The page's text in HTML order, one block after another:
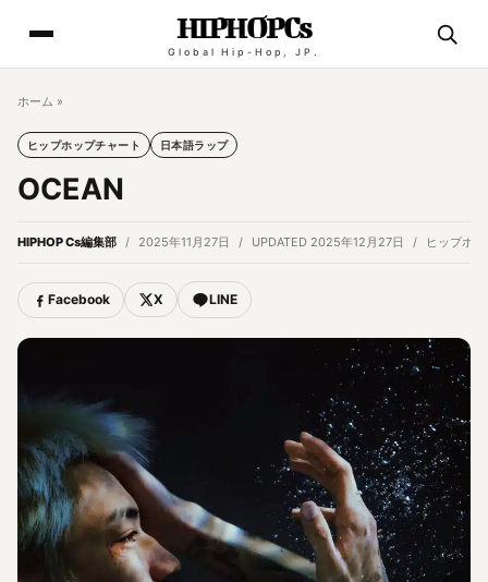
HIPHOPCs
Global Hip-Hop, JP.
ホーム »
ヒップホップチャート 日本語ラップ
OCEAN
HIPHOP Cs編集部 2025年11月27日 UPDATED 2025年12月27日 ヒップホ
Facebook X LINE